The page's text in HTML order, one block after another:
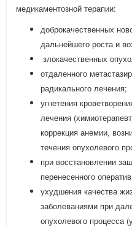
медикаментозной терапии:
доброкачественных
дальнейшего роста и
злокачественных
отдаленного
радикального лечения;
угнетения
лечения
коррекция анемии,
течения опухолевого
при восстановлении
перенесенного
ухудшения качества
заболеваниями при
опухолевого процесса